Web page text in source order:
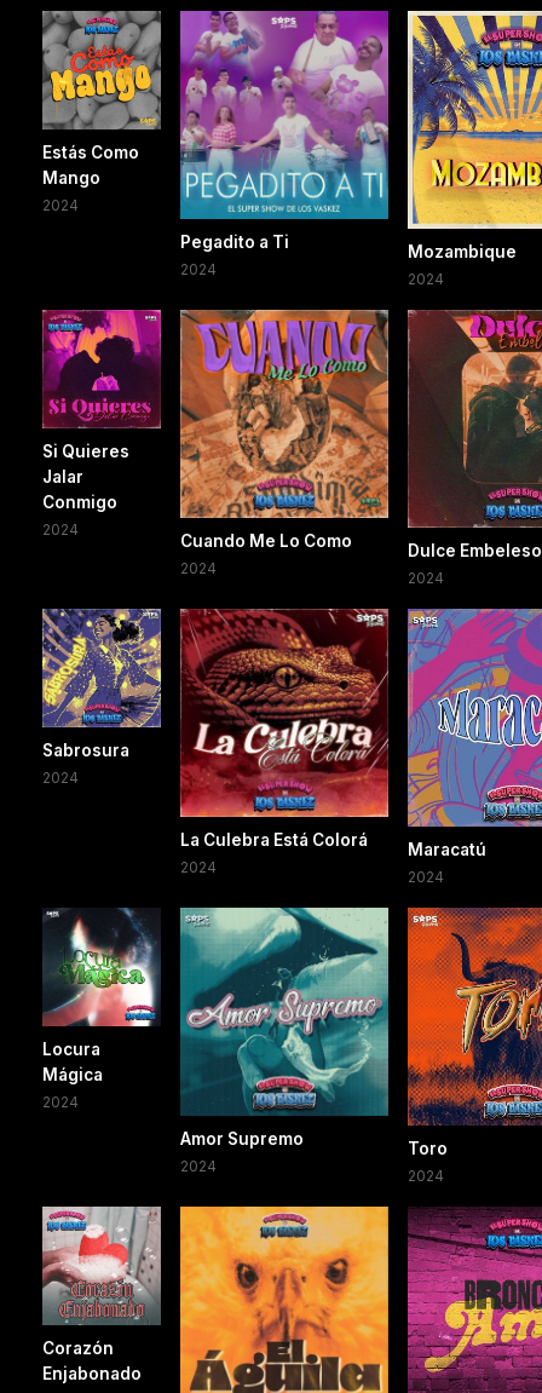
Estás Como
Mango
2024
Pegadito a Ti
2024
Mozambique
2024
Si Quieres
Jalar
Conmigo
2024
Cuando Me Lo Como
2024
Dulce Embeleso
2024
Sabrosura
2024
La Culebra Está Colorá
2024
Maracatú
2024
Locura
Mágica
2024
Amor Supremo
2024
Toro
2024
Corazón
Enjabonado